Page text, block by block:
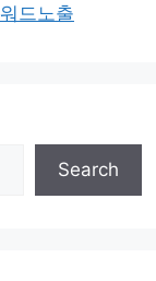
드노출
Search